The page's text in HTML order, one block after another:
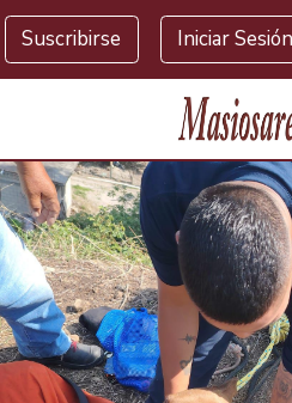
Masiosare
Suscribirse Iniciar Sesión